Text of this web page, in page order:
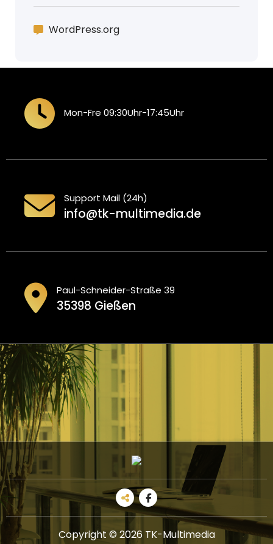
WordPress.org
Mon-Fre 09:30Uhr-17:45Uhr
Support Mail (24h)
info@tk-multimedia.de
Paul-Schneider-Straße 39
35398 Gießen
Copyright © 2026 TK-Multimedia